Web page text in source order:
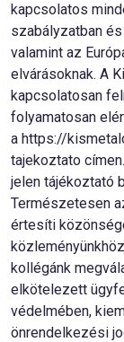
kapcsolatos
szabályzatban
valamint az
elvárásoknak. A
kapcsolatosan
folyamatosan
a https://
tajekoztato
jelen tájékoztató
Természetesen
értesíti
kollégánk
elkötelezett
védelmében,
önrendelkezési